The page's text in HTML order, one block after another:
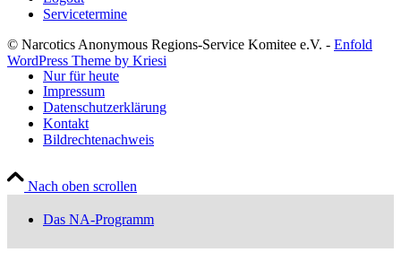
Nur für heute
Das NA-Programm
Servicetermine
© Narcotics Anonymous Regions-Service Komitee e.V. - Enfold
WordPress Theme by Kriesi
Impressum
Datenschutzerklärung
Kontakt
Bildrechtenachweis
Nach oben scrollen